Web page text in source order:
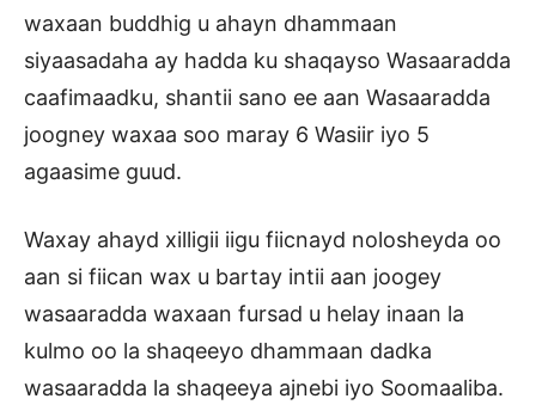
waxaan buddhig u ahayn dhammaan
siyaasadaha ay hadda ku shaqayso Wasaaradda
caafimaadku, shantii sano ee aan Wasaaradda
joogney waxaa soo maray 6 Wasiir iyo 5
agaasime guud.
Waxay ahayd xilligii iigu fiicnayd nolosheyda oo
aan si fiican wax u bartay intii aan joogey
wasaaradda waxaan fursad u helay inaan la
kulmo oo la shaqeeyo dhammaan dadka
wasaaradda la shaqeeya ajnebi iyo Soomaaliba.